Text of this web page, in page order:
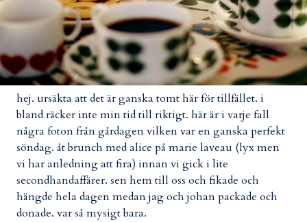
hej. ursäkta att det är ganska tomt här för tillfället. i
bland räcker inte min tid till riktigt. här är i varje fall
några foton från gårdagen vilken var en ganska perfekt
söndag. åt brunch med alice på marie laveau (lyx men
vi har anledning att fira) innan vi gick i lite
secondhandaffärer. sen hem till oss och fikade och
hängde hela dagen medan jag och johan packade och
donade. var så mysigt bara.